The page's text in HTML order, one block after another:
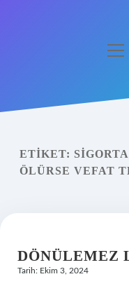
Yasal Uyarı
ETIKET:
ÖLÜRSE VEFAT
DÖNÜLEMEZ
Tarih: Ekim 3, 2024